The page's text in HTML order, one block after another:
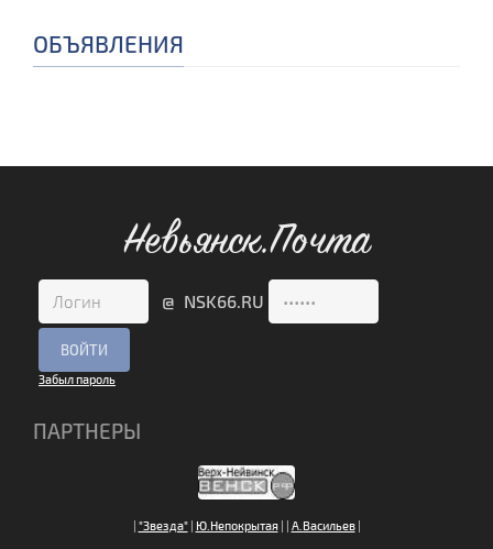
ОБЪЯВЛЕНИЯ
Невьянск.Почта
@ NSK66.RU
Забыл пароль
ПАРТНЕРЫ
| "Звезда"| Ю.Непокрытая| | А.Васильев|